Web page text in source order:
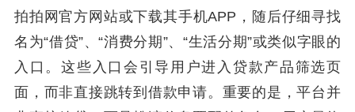
拍拍网官方网站或下载其手机APP，随后仔细寻找
名为“借贷”、“消费分期”、“生活分期”或类似字眼的
入口。这些入口会引导用户进入贷款产品筛选页
面，而非直接跳转到借款申请。重要的是，平台并